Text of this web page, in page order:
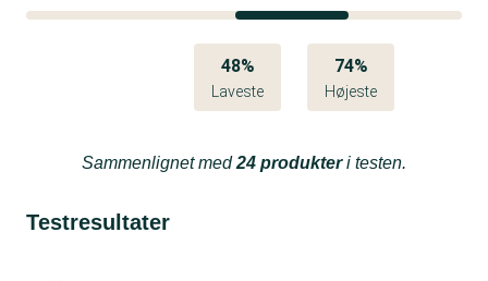
48%
Laveste
74%
Højeste
Sammenlignet med24 produkteri testen.
Testresultater